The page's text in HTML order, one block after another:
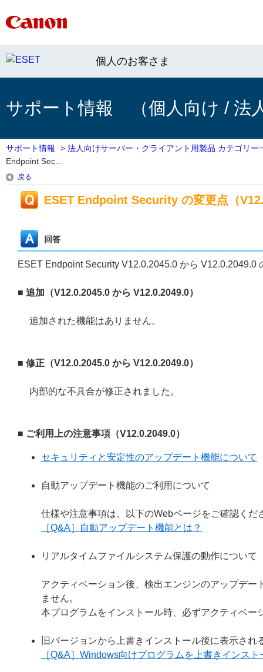
個人のお客さま
サポート情報 （個人向け / 法
サポート情報 > 法人向けサーバー・クライアント用製品 カテゴリー
Endpoint Sec...
戻る
ESET Endpoint Security の変更点（
回答
ESET Endpoint Security V12.0.2045.0 から V12.0.2049.0
■ 追加（V12.0.2045.0 から V12.0.2049.0）
追加された機能はありません。
■ 修正（V12.0.2045.0 から V12.0.2049.0）
内部的な不具合が修正されました。
■ ご利用上の注意事項（V12.0.2049.0）
セキュリティと安定性のアップデート機能について
自動アップデート機能のご利用について
仕様や注意事項は、以下のWebページをご確認くだ
［Q&A］自動アップデート機能とは？
リアルタイムファイルシステム保護の動作について
アクティベーション後、検出エンジンのアップデ
ません。
本プログラムをインストール時、必ずアクティベ
旧バージョンから上書きインストール後に表示され
［Q&A］Windows向けプログラムを上書きインス